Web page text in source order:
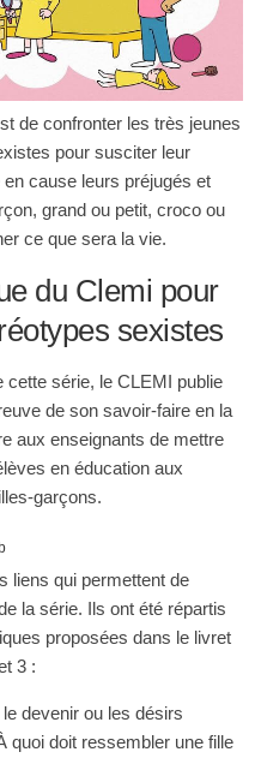
de confronter les très jeunes
pour susciter leur
cause leurs préjugés et
grand ou petit, croco ou
ce que sera la vie.
du Clemi pour
sexistes
cette série, le CLEMI publie
de son savoir-faire en la
aux enseignants de mettre
en éducation aux
garçons.
liens qui permettent de
la série. Ils ont été répartis
proposées dans le livret
3 :
devenir ou les désirs
quoi doit ressembler une fille